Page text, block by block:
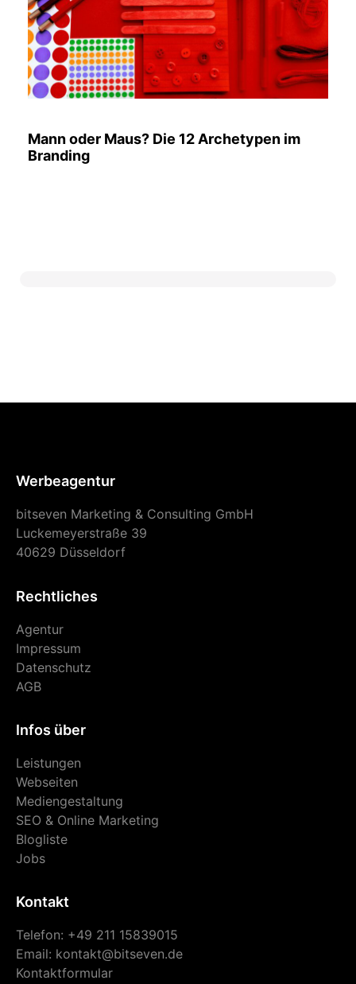
Mann oder Maus? Die 12 Archetypen im
Branding
Werbeagentur
bitseven Marketing & Consulting GmbH
Luckemeyerstraße 39
40629 Düsseldorf
Rechtliches
Agentur
Impressum
Datenschutz
AGB
Infos über
Leistungen
Webseiten
Mediengestaltung
SEO & Online Marketing
Blogliste
Jobs
Kontakt
Telefon: +49 211 15839015
Email: kontakt@bitseven.de
Kontaktformular